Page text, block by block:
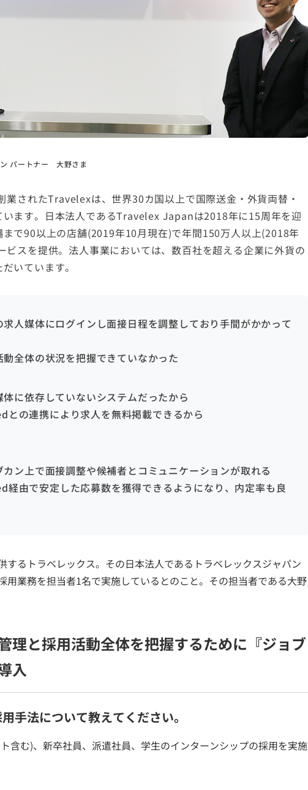
パートナー 大野さま
業されたTravelexは、世界30カ国以上で国際送金・外貨両替・
います。日本法人であるTravelex Japanは2018年に15周年を迎
まで90以上の店舗(2019年10月現在)で年間150万人以上(2018年
ビスを提供。法人事業においては、数百社を超える企業に外貨の
いています。
求人媒体にログインし面接日程を調整しており手間がかかって
動全体の状況を把握できていなかった
体に依存していないシステムだったから
との連携により求人を無料掲載できるから
カン上で面接調整や候補者とコミュニケーションが取れる
経由で安定した応募数を獲得できるようになり、内定率も良
するトラベレックス。その日本法人であるトラベレックスジャパン
用業務を担当者1名で実施しているとのこと。その担当者である大野
理と採用活動全体を把握するために『ジョブ
入
手法について教えてください。
含む)、新卒社員、派遣社員、学生のインターンシップの採用を実施